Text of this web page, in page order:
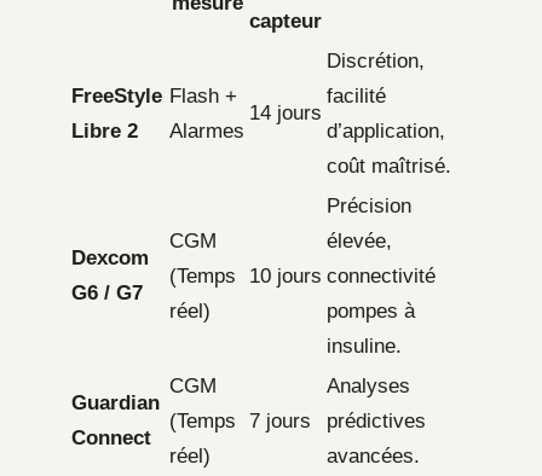
capteur
FreeStyle
Libre 2
Flash +
Alarmes
14 jours
Discrétion,
facilité
d’application,
coût maîtrisé.
Dexcom
G6 / G7
CGM
(Temps
réel)
10 jours
Précision
élevée,
connectivité
pompes à
insuline.
Guardian
Connect
CGM
(Temps
réel)
7 jours
Analyses
prédictives
avancées.